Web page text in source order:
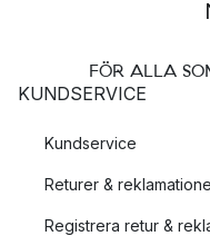
FÖR ALLA
KUNDSERVICE
Kundservice
Returer &
Registrera retur &